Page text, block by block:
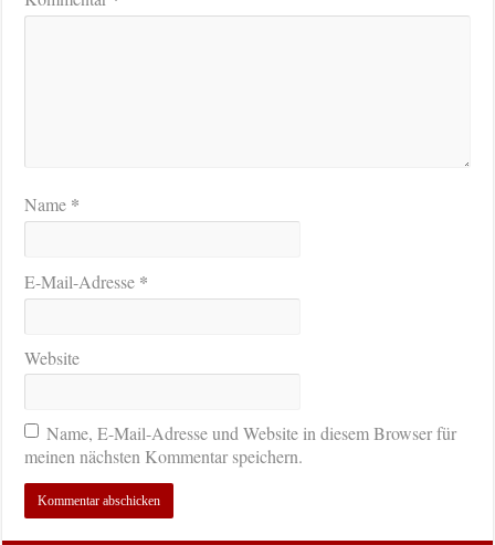
Name *
E-Mail-Adresse *
Website
Name, E-Mail-Adresse und Website in diesem Browser für
meinen nächsten Kommentar speichern.